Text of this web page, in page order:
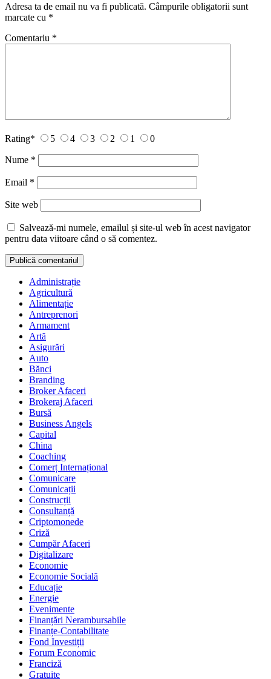
Adresa ta de email nu va fi publicată. Câmpurile obligatorii sunt
marcate cu *
Comentariu *
Rating* 5 4 3 2 1 0
Nume *
Email *
Site web
Salvează-mi numele, emailul și site-ul web în acest navigator
pentru data viitoare când o să comentez.
Administrație
Agricultură
Alimentație
Antreprenori
Armament
Artă
Asigurări
Auto
Bănci
Branding
Broker Afaceri
Brokeraj Afaceri
Bursă
Business Angels
Capital
China
Coaching
Comerț Internațional
Comunicare
Comunicații
Construcții
Consultanță
Criptomonede
Criză
Cumpăr Afaceri
Digitalizare
Economie
Economie Socială
Educație
Energie
Evenimente
Finanțări Nerambursabile
Finanțe-Contabilitate
Fond Investiții
Forum Economic
Franciză
Gratuite